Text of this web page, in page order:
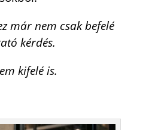
már nem csak befelé
kérdés.
kifelé is.